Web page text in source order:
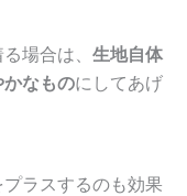
場合は、 生地自体
なものにしてあげ
ラスするのも効果